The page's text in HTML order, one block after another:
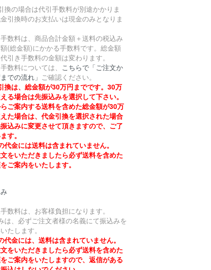
換の場合は代引手数料が別途かかりま
引換時のお支払いは現金のみとなりま
数料は、商品合計金額＋送料の税込み
(総金額)にかかる手数料です。総金額
引き手数料の金額は変わります。
数料については、 こちらで「ご注文か
での流れ」 ご確認ください。
換は、総金額が30万円までです。30万
る場合は先振込みを選択して下さい。
ご案内する送料を含めた総金額が30万
た場合は、代金引換を選択された場合
込みに変更させて頂きますので、ご了
す。
代金には送料は含まれていません。
をいただきましたら必ず送料を含めた
ご案内をいたします。
数料は、お客様負担になります。
は、必ずご注文者様の名義にて振込みを
たします。
代金には、送料は含まれていません。
をいただきましたら必ず送料を含めた
ご案内をいたしますので、返信がある